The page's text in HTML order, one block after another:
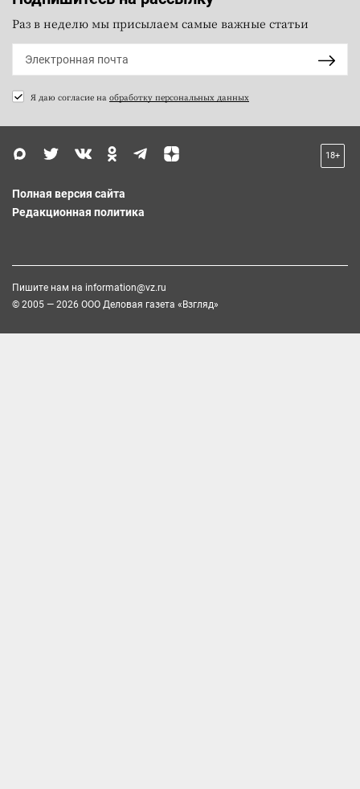
Раз в неделю мы присылаем самые важные статьи
Я даю согласие на обработку персональных данных
18+
Полная версия сайта
Редакционная политика
Пишите нам на information@vz.ru
© 2005 — 2026 ООО Деловая газета «Взгляд»